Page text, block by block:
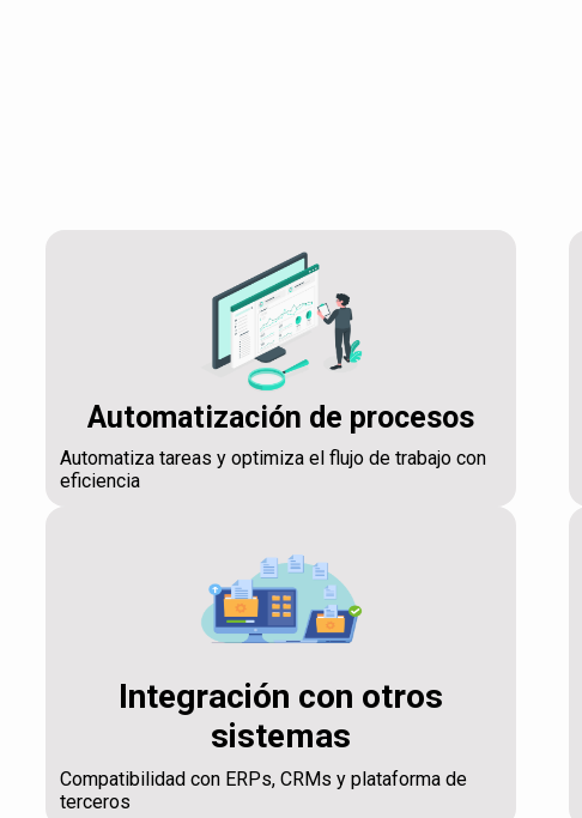
Automatización de procesos
Automatiza tareas y optimiza el flujo de trabajo con
eficiencia
Integración con otros
sistemas
Compatibilidad con ERPs, CRMs y plataforma de
terceros